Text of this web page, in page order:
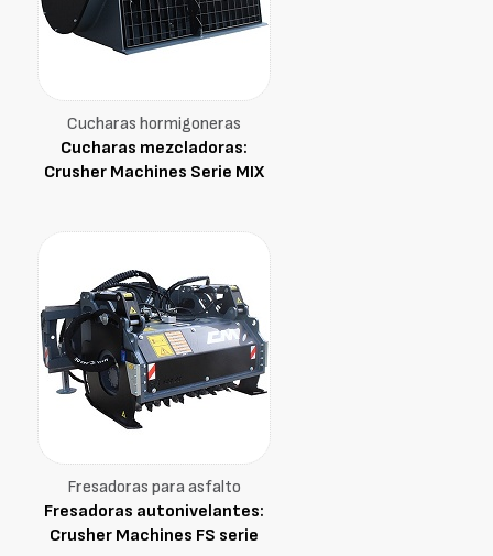
Cucharas hormigoneras
Cucharas mezcladoras:
Crusher Machines Serie MIX
Fresadoras para asfalto
Fresadoras autonivelantes:
Crusher Machines FS serie